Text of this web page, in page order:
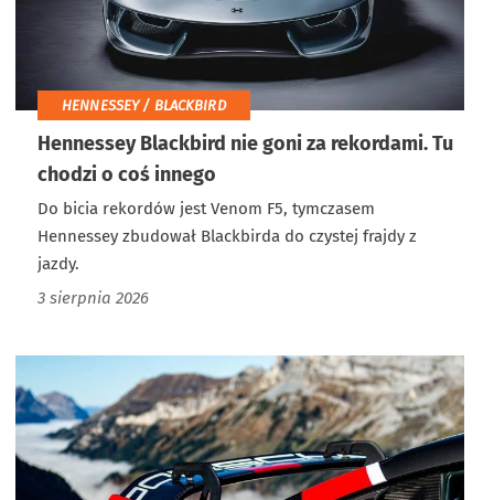
HENNESSEY / BLACKBIRD
Hennessey Blackbird nie goni za rekordami. Tu
chodzi o coś innego
Do bicia rekordów jest Venom F5, tymczasem
Hennessey zbudował Blackbirda do czystej frajdy z
jazdy.
3 sierpnia 2026